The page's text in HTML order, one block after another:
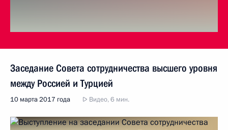
Заседание Совета сотрудничества высшего уровня
между Россией и Турцией
10 марта 2017 года Видео, 6 мин.